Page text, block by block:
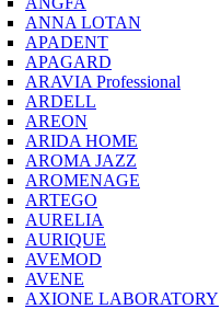
ANNA LOTAN
APADENT
APAGARD
ARAVIA Professional
ARDELL
AREON
ARIDA HOME
AROMA JAZZ
AROMENAGE
ARTEGO
AURELIA
AURIQUE
AVEMOD
AVENE
AXIONE LABORATORY